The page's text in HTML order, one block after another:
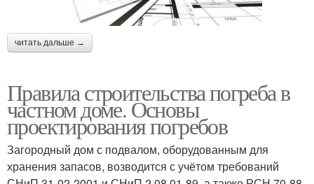
читать дальше →
Правила строительства погреба в
частном доме. Основы
проектирования погребов
Загородный дом с подвалом, оборудованным для
хранения запасов, возводится с учётом требований